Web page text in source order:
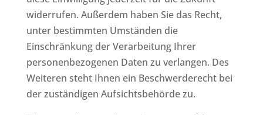
widerrufen. Außerdem haben Sie das Recht,
unter bestimmten Umständen die
Einschränkung der Verarbeitung Ihrer
personenbezogenen Daten zu verlangen. Des
Weiteren steht Ihnen ein Beschwerderecht bei
der zuständigen Aufsichtsbehörde zu.